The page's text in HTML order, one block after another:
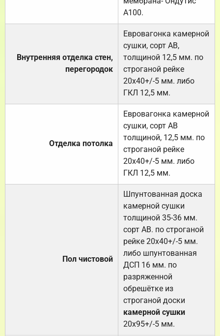
А100.
Внутренняя отделка стен,
перегородок
Евровагонка камерной
сушки, сорт АВ,
толщиной 12,5 мм. по
строганой рейке
20х40+/-5 мм. либо
ГКЛ 12,5 мм.
Отделка потолка
Евровагонка камерной
сушки, сорт АВ
толщиной, 12,5 мм. по
строганой рейке
20х40+/-5 мм. либо
ГКЛ 12,5 мм.
Пол чистовой
Шпунтованная доска
камерной сушки
толщиной 35-36 мм.
сорт АВ. по строганой
рейке 20х40+/-5 мм.
либо шпунтованная
ДСП 16 мм. по
разряженной
обрешётке из
строганой доски
камерной сушки
20х95+/-5 мм.